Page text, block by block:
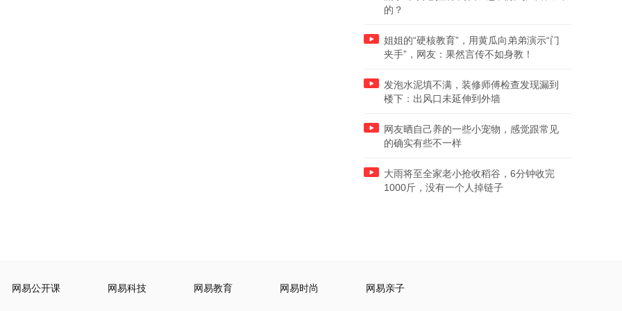
的？
姐姐的“硬核教育”，用黄瓜向弟弟演示“门
夹手”，网友：果然言传不如身教！
发泡水泥填不满，装修师傅检查发现漏到
楼下：出风口未延伸到外墙
网友晒自己养的一些小宠物，感觉跟常见
的确实有些不一样
大雨将至全家老小抢收稻谷，6分钟收完
1000斤，没有一个人掉链子
网易公开课 网易科技 网易教育 网易时尚 网易亲子